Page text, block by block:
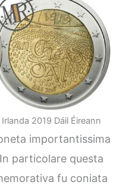
2019 Dáil Éireann
importantissima
particolare questa
fu coniata